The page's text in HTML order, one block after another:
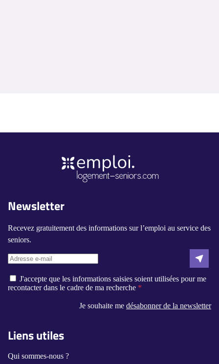
Newsletter
Recevez gratuitement des informations sur l’emploi au service des
seniors.
J'accepte que les informations saisies soient utilisées pour me
recontacter dans le cadre de ma recherche
Je souhaite me désabonner de la newsletter
Liens utiles
Qui sommes-nous ?